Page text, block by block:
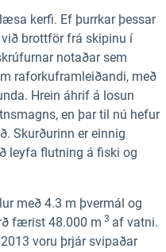
kerfi. Ef þurrkar þessar
brottför frá skipinu í
notaðar sem
raforkuframleiðandi, með
Hrein áhrif á losun
en þar til nú hefur
Skurðurinn er einnig
leyfa flutning á fiski og
með 4.3 m þvermál og
færist 48.000 m 3 af vatni.
voru þrjár svipaðar